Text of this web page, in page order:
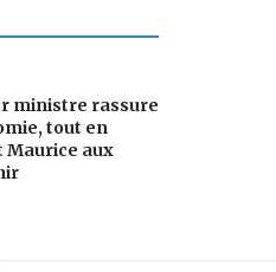
ministre rassure
tout en
aux